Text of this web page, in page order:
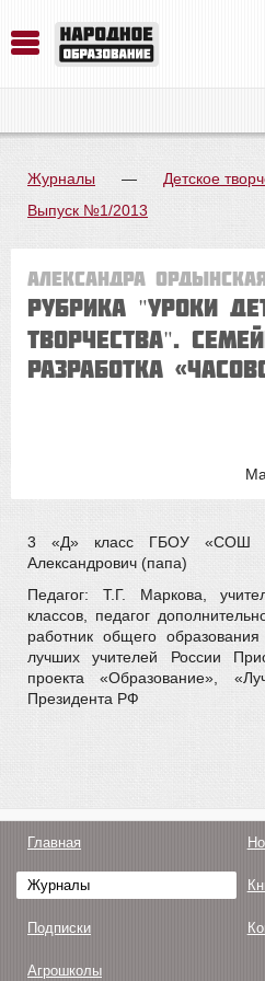
Журналы — Детское
Выпуск №1/2013
Александра
Рубрика "Уроки
творчества".
разработка
3 «Д» класс ГБОУ «СОШ
Александрович (папа)
Педагог: Т.Г. Маркова,
классов, педагог
работник общего
лучших учителей России
проекта «Образование»,
Президента РФ
Главная
Журналы
Подписки
Агрошколы